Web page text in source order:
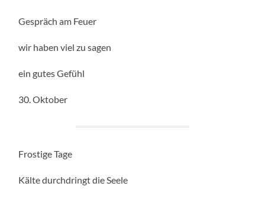
Gespräch am Feuer
wir haben viel zu sagen
ein gutes Gefühl
30. Oktober
Frostige Tage
Kälte durchdringt die Seele